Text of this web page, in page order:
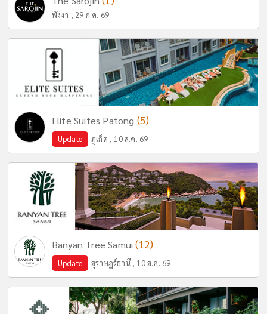
พังงา , 29 ก.ค. 69
Elite Suites Patong (5)
Update ภูเก็ต , 10 ส.ค. 69
Banyan Tree Samui(12)
Update สุราษฎร์ธานี , 10 ส.ค. 69